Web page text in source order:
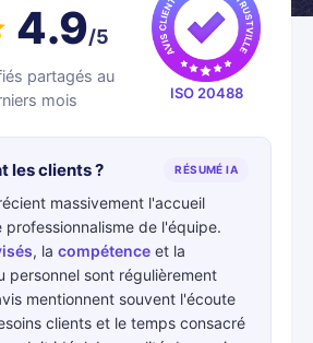
4.9/5
partagés au
mois
ISO 20488
les clients ? RÉSUMÉ IA
massivement l'accueil
professionnalisme de l'équipe.
, la compétence et la
personnel sont régulièrement
mentionnent souvent l'écoute
clients et le temps consacré